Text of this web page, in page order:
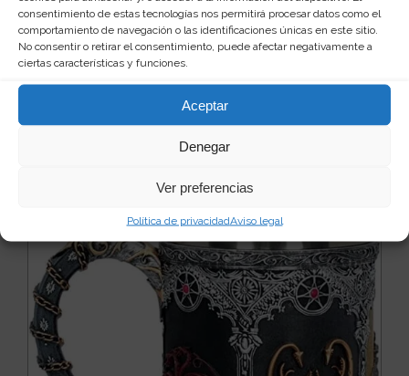
consentimiento de estas tecnologías nos permitirá procesar datos como el
comportamiento de navegación o las identificaciones únicas en este sitio.
No consentir o retirar el consentimiento, puede afectar negativamente a
ciertas características y funciones.
Aceptar
Denegar
Ver preferencias
Política de privacidadAviso legal
Estatua con forma de plátano y pato
La imaginación no tiene limite. Cuando creías que ya
nada te podía sorprender ¡zas! ahí lo tienes, t...Leer
11 €